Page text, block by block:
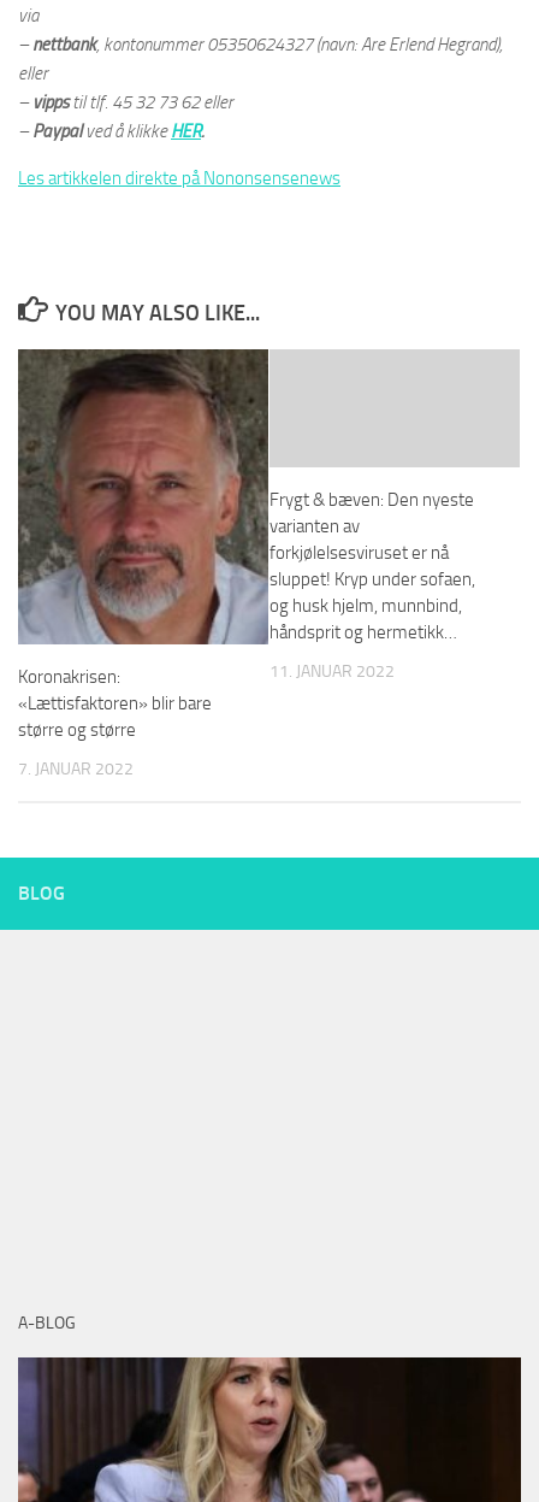
via
–nettbank, kontonummer 05350624327 (navn: Are Erlend Hegrand),
eller
– vippstil tlf. 45 32 73 62 eller
–Paypalved å klikkeHER.
Les artikkelen direkte på Nononsensenews
YOU MAY ALSO LIKE...
Koronakrisen:
«Lættisfaktoren» blir bare
større og større
7. JANUAR 2022
Frygt & bæven: Den nyeste
varianten av
forkjølelsesviruset er nå
sluppet! Kryp under sofaen,
og husk hjelm, munnbind,
håndsprit og hermetikk…
11. JANUAR 2022
BLOG
A-BLOG